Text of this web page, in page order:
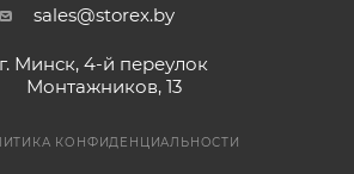
sales@storex.by
г. Минск, 4-й переулок
Монтажников, 13
КОНФИДЕНЦИАЛЬНОСТИ